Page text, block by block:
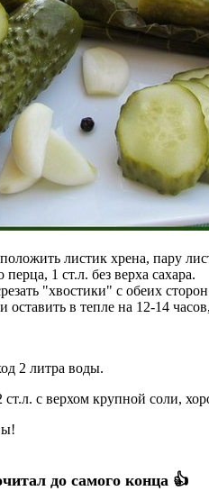
листик хрена, пару
1 ст.л. без верха сахара.
"хвостики" с обеих
в тепле на 12-14
2 литра воды.
с верхом крупной соли,
до самого конца 👍